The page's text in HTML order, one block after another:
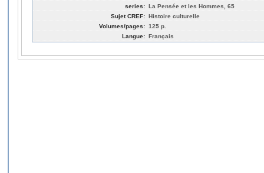
series: La Pensée et les Hommes, 65
Sujet CREF: Histoire culturelle
Volumes/pages: 125 p.
Langue: Français